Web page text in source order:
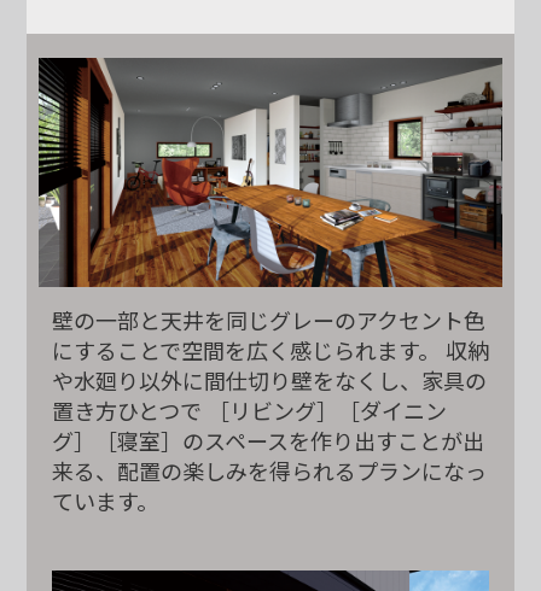
壁の一部と天井を同じグレーのアクセント色
にすることで空間を広く感じられます。
収納
や水廻り以外に間仕切り壁をなくし、家具の
置き方ひとつで ［リビング］［ダイニン
グ］［寝室］のスペースを作り出すことが出
来る、 配置の楽しみを得られるプランになっ
ています。